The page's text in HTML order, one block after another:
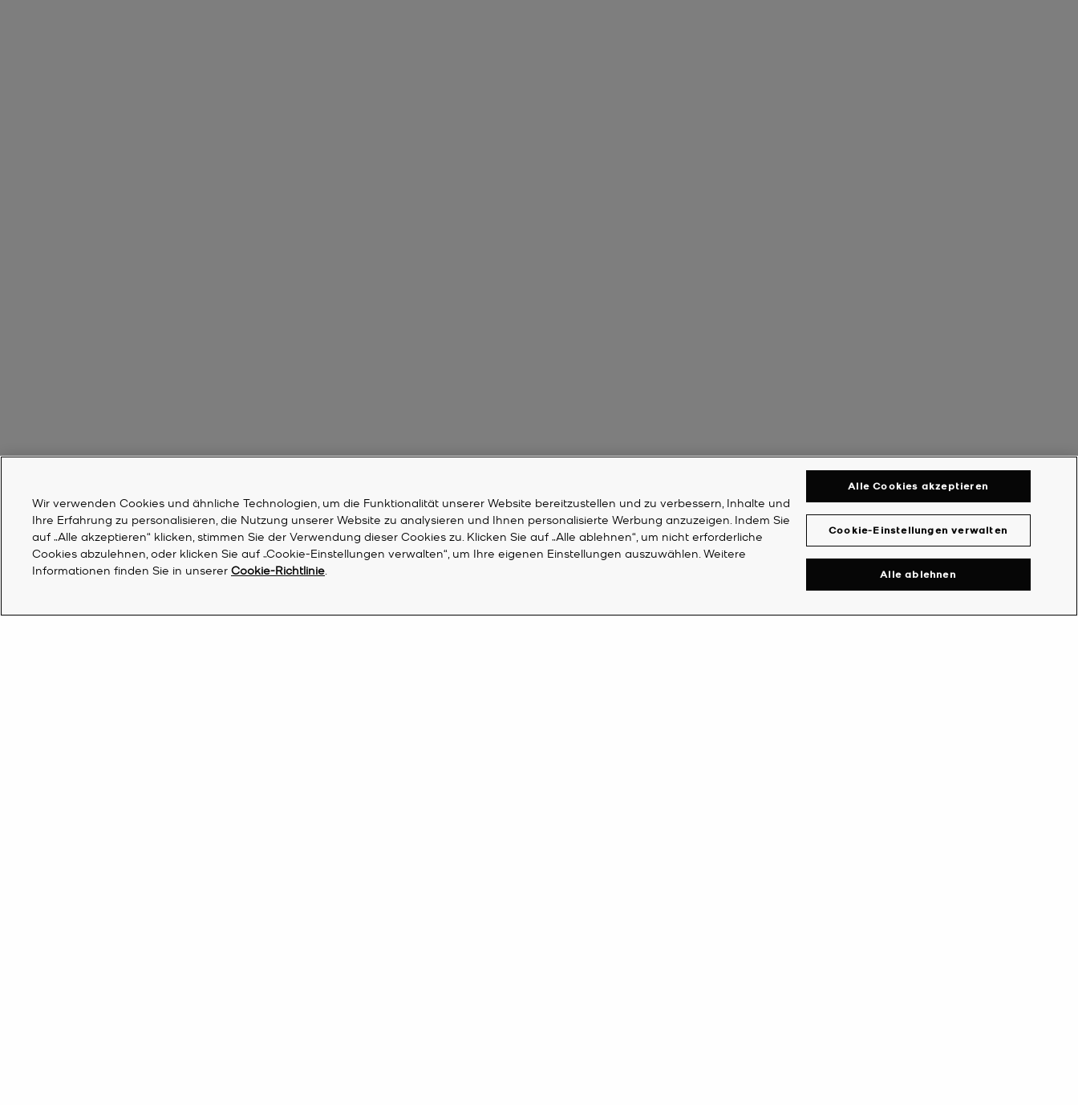
Wir verwenden Cookies und ähnliche Technologien, um die Funktionalität unserer Website bereitzustellen und zu verbessern, Inhalte und
Ihre Erfahrung zu personalisieren, die Nutzung unserer Website zu analysieren und Ihnen personalisierte Werbung anzuzeigen. Indem Sie
auf „Alle akzeptieren“ klicken, stimmen Sie der Verwendung dieser Cookies zu. Klicken Sie auf „Alle ablehnen“, um nicht erforderliche
Cookies abzulehnen, oder klicken Sie auf „Cookie-Einstellungen verwalten“, um Ihre eigenen Einstellungen auszuwählen. Weitere
Informationen finden Sie in unserer Cookie-Richtlinie
Cookie-Einstellungen verwalten
Alle ablehnen
Alle Cookies akzeptieren